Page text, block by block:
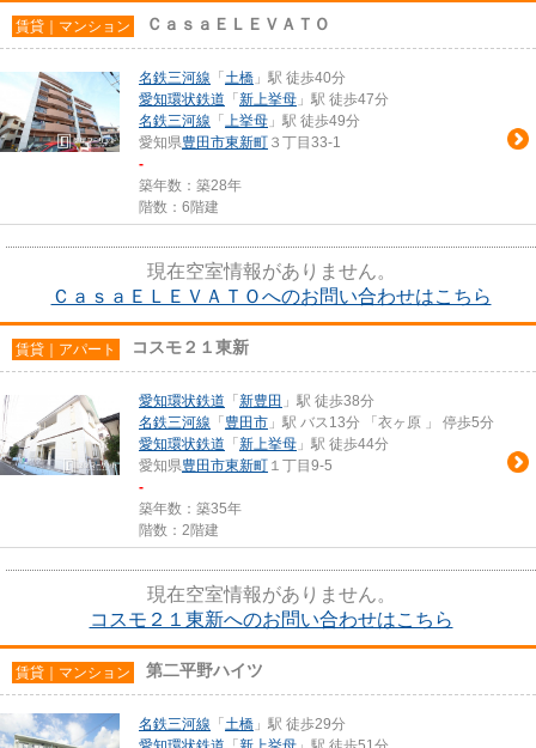
賃貸｜マンション ＣａｓａＥＬＥＶＡＴＯ
名鉄三河線 「 土橋 」駅 徒歩40分
愛知環状鉄道 「 新上挙母 」駅 徒歩47分
名鉄三河線 「 上挙母 」駅 徒歩49分
愛知県豊田市東新町 ３丁目33-1
-
築年数：築28年
階数：6階建
現在空室情報がありません。
ＣａｓａＥＬＥＶＡＴＯへのお問い合わせはこちら
賃貸｜アパート コスモ２１東新
愛知環状鉄道 「 新豊田 」駅 徒歩38分
名鉄三河線 「 豊田市 」駅 バス13分 「衣ヶ原 」 停歩5分
愛知環状鉄道 「 新上挙母 」駅 徒歩44分
愛知県豊田市東新町 １丁目9-5
-
築年数：築35年
階数：2階建
現在空室情報がありません。
コスモ２１東新へのお問い合わせはこちら
賃貸｜マンション 第二平野ハイツ
名鉄三河線 「 土橋 」駅 徒歩29分